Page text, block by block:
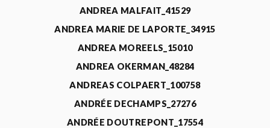
ANDREA MALFAIT_41529
ANDREA MARIE DE LAPORTE_34915
ANDREA MOREELS_15010
ANDREA OKERMAN_48284
ANDREAS COLPAERT_100758
ANDRÉE DECHAMPS_27276
ANDRÉE DOUTREPONT_17554